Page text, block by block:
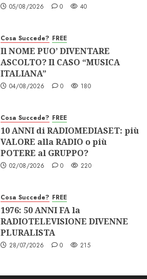
05/08/2026 0 40
Cosa Succede? FREE
Il NOME PUO’ DIVENTARE
ASCOLTO? Il CASO “MUSICA
ITALIANA”
04/08/2026 0 180
Cosa Succede? FREE
10 ANNI di RADIOMEDIASET: più
VALORE alla RADIO o più
POTERE al GRUPPO?
02/08/2026 0 220
Cosa Succede? FREE
1976: 50 ANNI FA la
RADIOTELEVISIONE DIVENNE
PLURALISTA
28/07/2026 0 215